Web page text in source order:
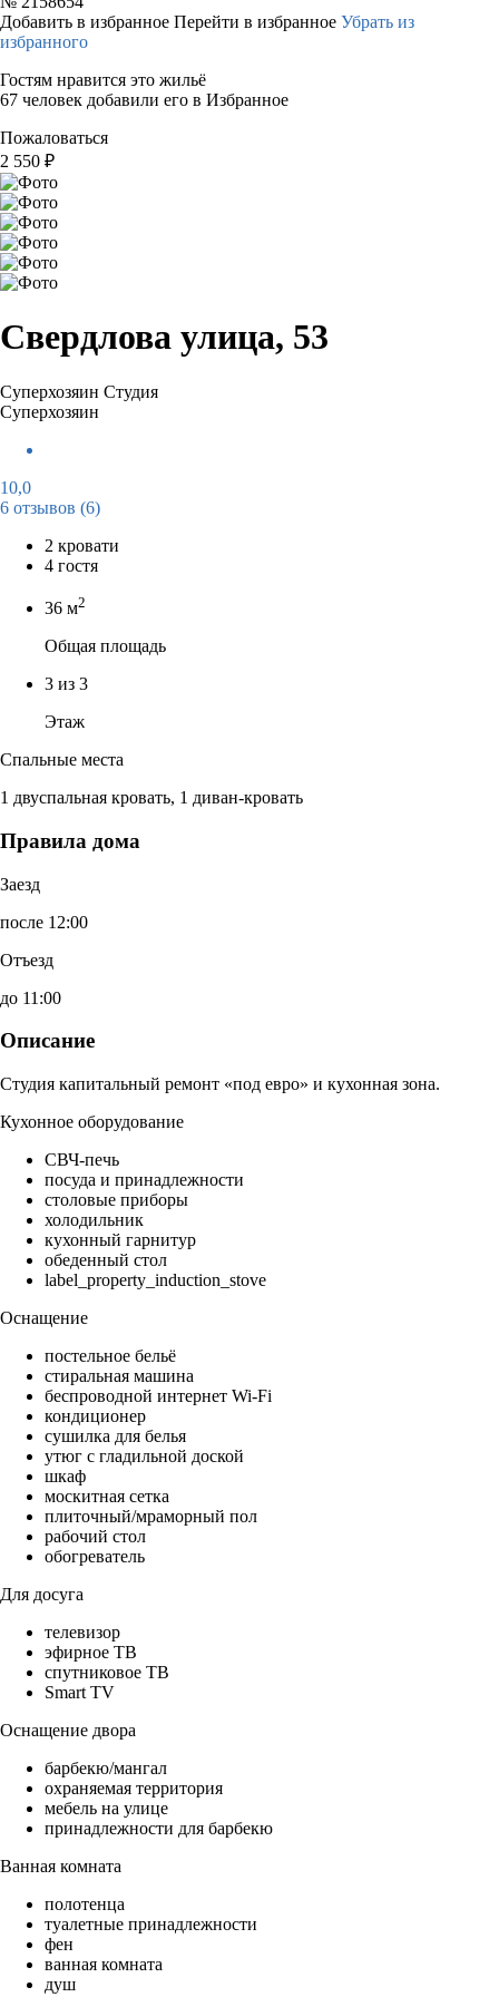
Добавить в избранное Перейти в избранное Убрать из
избранного
Гостям нравится это жильё
67 человек добавили его в Избранное
Пожаловаться
2 550 ₽
Свердлова улица, 53
Суперхозяин Студия
Суперхозяин
10,0
6 отзывов (6)
2 кровати
4 гостя
36 м2
Общая площадь
3 из 3
Этаж
Спальные места
1 двуспальная кровать, 1 диван-кровать
Правила дома
Заезд
после 12:00
Отъезд
до 11:00
Описание
Студия капитальный ремонт «под евро» и кухонная зона.
Кухонное оборудование
СВЧ-печь
посуда и принадлежности
столовые приборы
холодильник
кухонный гарнитур
обеденный стол
label_property_induction_stove
Оснащение
постельное бельё
стиральная машина
беспроводной интернет Wi-Fi
кондиционер
сушилка для белья
утюг с гладильной доской
шкаф
москитная сетка
плиточный/мраморный пол
рабочий стол
обогреватель
Для досуга
телевизор
эфирное ТВ
спутниковое ТВ
Smart TV
Оснащение двора
барбекю/мангал
охраняемая территория
мебель на улице
принадлежности для барбекю
Ванная комната
полотенца
туалетные принадлежности
фен
ванная комната
душ